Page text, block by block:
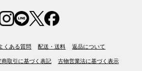
くある質問 配送・送料 返品について
商取引に基づく表記 古物営業法に基づく表示